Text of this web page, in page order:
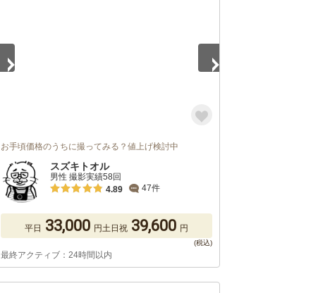
お手頃価格のうちに撮ってみる？値上げ検討中
スズキトオル
男性 撮影実績58回
4.89
47件
平日 33,000 円土日祝 39,600 円
最終アクティブ：24時間以内